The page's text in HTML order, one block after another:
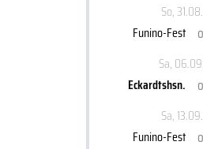
So,
Funino-Fest
Sa,
Eckardtshsn.
Sa,
Funino-Fest